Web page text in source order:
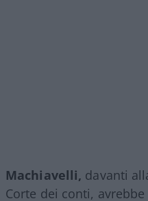
Machiavelli, davanti
Corte dei conti,